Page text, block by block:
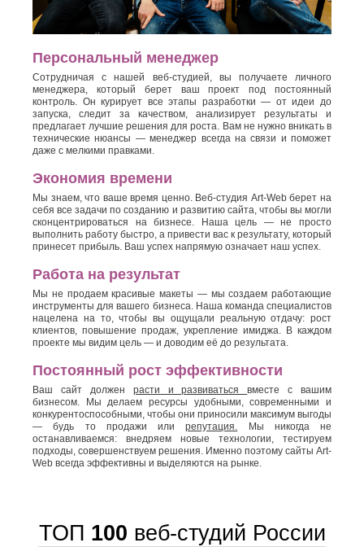
Персональный менеджер
Сотрудничая с нашей веб-студией, вы получаете личного
менеджера, который берет ваш проект под постоянный
контроль. Он курирует все этапы разработки — от идеи до
запуска, следит за качеством, анализирует результаты и
предлагает лучшие решения для роста. Вам не нужно вникать в
технические нюансы — менеджер всегда на связи и поможет
даже с мелкими правками.
Экономия времени
Мы знаем, что ваше время ценно. Веб-студия Art-Web берет на
себя все задачи по созданию и развитию сайта, чтобы вы могли
сконцентрироваться на бизнесе. Наша цель — не просто
выполнить работу быстро, а привести вас к результату, который
принесет прибыль. Ваш успех напрямую означает наш успех.
Работа на результат
Мы не продаем красивые макеты — мы создаем работающие
инструменты для вашего бизнеса. Наша команда специалистов
нацелена на то, чтобы вы ощущали реальную отдачу: рост
клиентов, повышение продаж, укрепление имиджа. В каждом
проекте мы видим цель — и доводим её до результата.
Постоянный рост эффективности
Ваш сайт должен расти и развиватьсявместе с вашим
бизнесом. Мы делаем ресурсы удобными, современными и
конкурентоспособными, чтобы они приносили максимум выгоды
— будь то продажи илирепутация. Мы никогда не
останавливаемся: внедряем новые технологии, тестируем
подходы, совершенствуем решения. Именно поэтому сайты Art-
Web всегда эффективны и выделяются на рынке.
ТОП 100 веб-студий России